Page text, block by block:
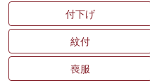
付下げ
紋付
喪服